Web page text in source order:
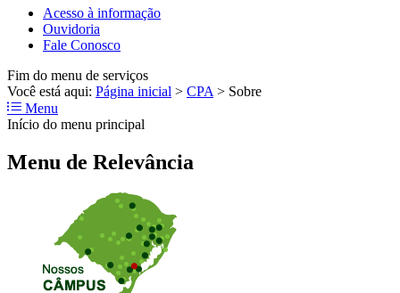
Acesso à informação
Ouvidoria
Fale Conosco
Fim do menu de serviços
Você está aqui: Página inicial > CPA > Sobre
Menu
Início do menu principal
Menu de Relevância